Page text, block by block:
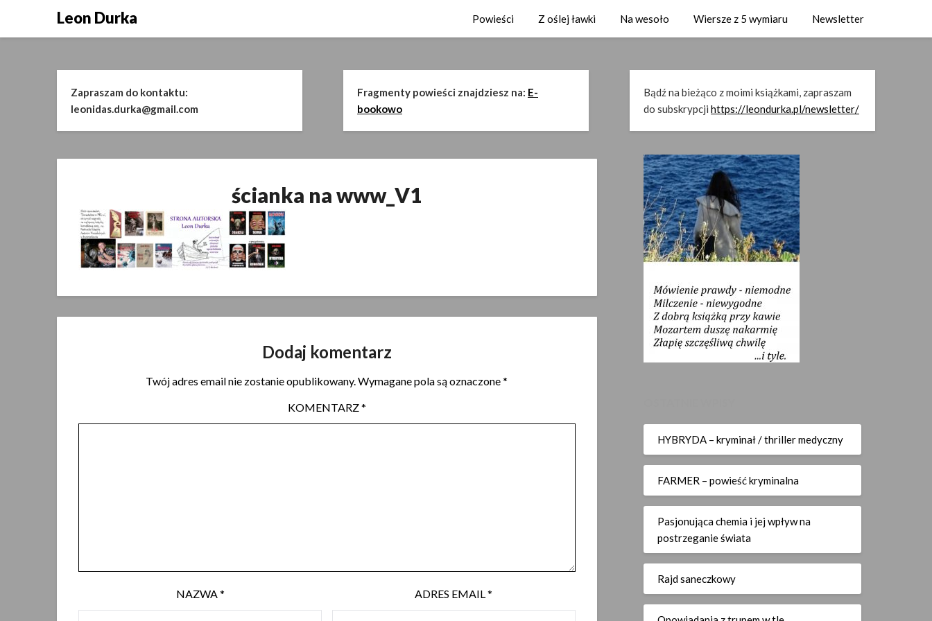
Leon Durka Powieści Z oślej ławki Na wesoło Wiersze z 5 wymiaru Newsletter
Zapraszam do kontaktu:
leonidas.durka@gmail.com
Fragmenty powieści znajdziesz na: E-
bookowo
Bądź na bieżąco z moimi książkami, zapraszam
do subskrypcji https://leondurka.pl/newsletter/
ścianka na www_V1
Dodaj komentarz
Twój adres email nie zostanie opublikowany.Wymagane pola są oznaczone*
KOMENTARZ*
NAZWA* ADRES EMAIL*
HYBRYDA – kryminał / thriller medyczny
FARMER – powieść kryminalna
Pasjonująca chemia i jej wpływ na
postrzeganie świata
Rajd saneczkowy